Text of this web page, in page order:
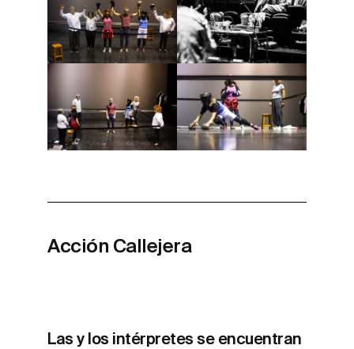
Acción Callejera
Las y los intérpretes se encuentran